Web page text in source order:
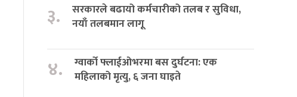
३.
सरकारले बढायो कर्मचारीको तलब र सुविधा,
नयाँ तलबमान लागू
४.
ग्वार्को फ्लाईओभरमा बस दुर्घटना: एक
महिलाको मृत्यु, ६ जना घाइते